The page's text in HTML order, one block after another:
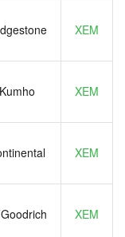
XEM
Kumho XEM
XEM
XEM